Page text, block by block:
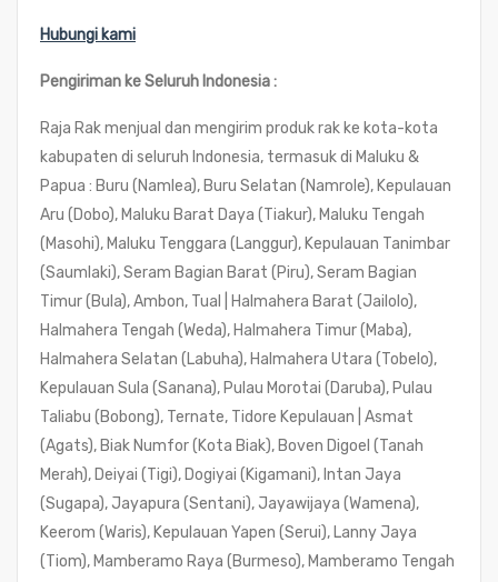
Hubungi kami
Pengiriman ke Seluruh Indonesia :
Raja Rak menjual dan mengirim produk rak ke kota-kota
kabupaten di seluruh Indonesia, termasuk di Maluku &
Papua : Buru (Namlea), Buru Selatan (Namrole), Kepulauan
Aru (Dobo), Maluku Barat Daya (Tiakur), Maluku Tengah
(Masohi), Maluku Tenggara (Langgur), Kepulauan Tanimbar
(Saumlaki), Seram Bagian Barat (Piru), Seram Bagian
Timur (Bula), Ambon, Tual | Halmahera Barat (Jailolo),
Halmahera Tengah (Weda), Halmahera Timur (Maba),
Halmahera Selatan (Labuha), Halmahera Utara (Tobelo),
Kepulauan Sula (Sanana), Pulau Morotai (Daruba), Pulau
Taliabu (Bobong), Ternate, Tidore Kepulauan | Asmat
(Agats), Biak Numfor (Kota Biak), Boven Digoel (Tanah
Merah), Deiyai (Tigi), Dogiyai (Kigamani), Intan Jaya
(Sugapa), Jayapura (Sentani), Jayawijaya (Wamena),
Keerom (Waris), Kepulauan Yapen (Serui), Lanny Jaya
(Tiom), Mamberamo Raya (Burmeso), Mamberamo Tengah